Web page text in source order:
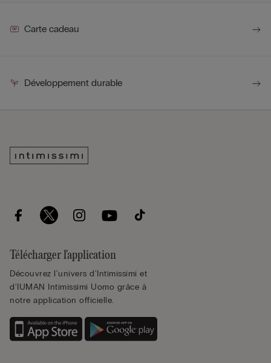
Carte cadeau
Développement durable
Télécharger l'application
Découvrez l'univers d'Intimissimi et
d'IUMAN Intimissimi Uomo grâce à
notre application officielle.